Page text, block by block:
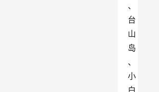
、
台
山
岛
、
小
白